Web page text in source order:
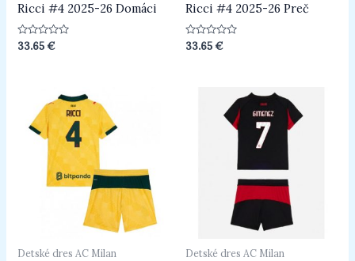
Ricci #4 2025-26 Domáci
Hodnotenie
33.65€
Ricci #4 2025-26 Preč
Hodnotenie
33.65€
Detské dres AC Milan Detské dres AC Milan